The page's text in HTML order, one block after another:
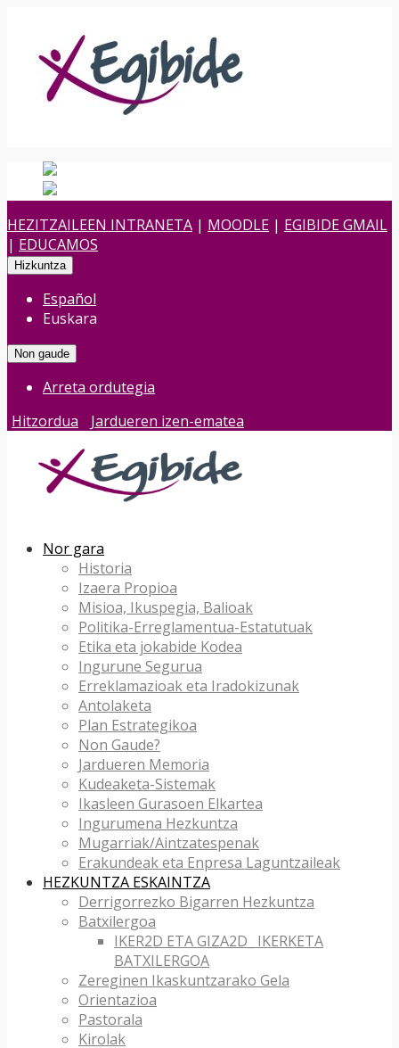
HEZITZAILEEN INTRANETA | MOODLE | EGIBIDE GMAIL
| EDUCAMOS
Hizkuntza
Español
Euskara
Non gaude
Arreta ordutegia
Hitzordua
Jardueren izen-ematea
Nor gara
Historia
Izaera Propioa
Misioa, Ikuspegia, Balioak
Politika-Erreglamentua-Estatutuak
Etika eta jokabide Kodea
Ingurune Segurua
Erreklamazioak eta Iradokizunak
Antolaketa
Plan Estrategikoa
Non Gaude?
Jardueren Memoria
Kudeaketa-Sistemak
Ikasleen Gurasoen Elkartea
Ingurumena Hezkuntza
Mugarriak/Aintzatespenak
Erakundeak eta Enpresa Laguntzaileak
HEZKUNTZA ESKAINTZA
Derrigorrezko Bigarren Hezkuntza
Batxilergoa
IKER2D ETA GIZA2D_ IKERKETA
BATXILERGOA
Zereginen Ikaskuntzarako Gela
Orientazioa
Pastorala
Kirolak